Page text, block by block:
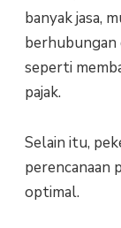
banyak jasa,
berhubungan
seperti
pajak.
Selain itu,
perencanaan
optimal.